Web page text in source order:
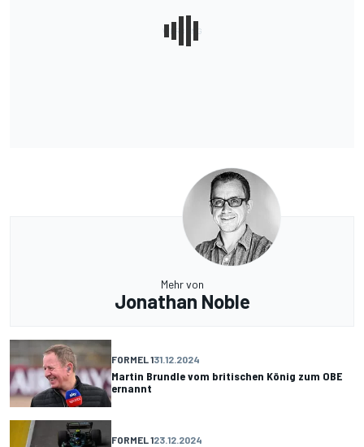
Mehr von
Jonathan Noble
FORMEL 131.12.2024
Martin Brundle vom britischen König zum OBE
ernannt
FORMEL 123.12.2024